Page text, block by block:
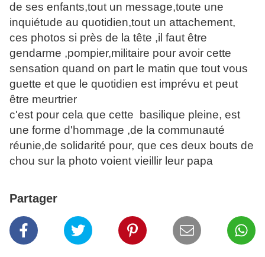
de ses enfants,tout un message,toute une
inquiétude au quotidien,tout un attachement,
ces photos si près de la tête ,il faut être
gendarme ,pompier,militaire pour avoir cette
sensation quand on part le matin que tout vous
guette et que le quotidien est imprévu et peut
être meurtrier
c'est pour cela que cette basilique pleine, est
une forme d'hommage ,de la communauté
réunie,de solidarité pour, que ces deux bouts de
chou sur la photo voient vieillir leur papa
Partager